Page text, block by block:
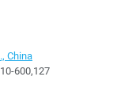
China
600,127